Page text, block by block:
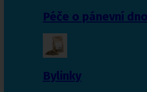
Péče o pánevní dno
Bylinky